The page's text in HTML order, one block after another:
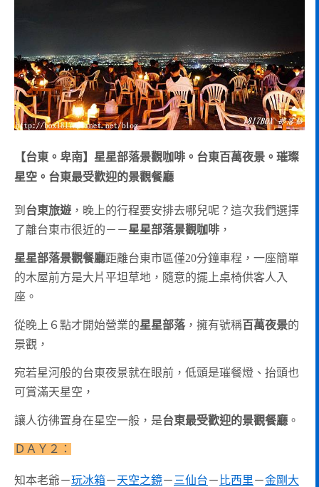
【台東。卑南】星星部落景觀咖啡。台東百萬夜景。璀璨
星空。台東最受歡迎的景觀餐廳
到 台東旅遊 ，晚上的行程要安排去哪兒呢？這次我們選擇
了離台東市很近的－－星星部落景觀咖啡 ，
星星部落景觀餐廳距離台東市區僅20分鐘車程，一座簡單
的木屋前方是大片平坦草地，隨意的擺上桌椅供客人入
座。
從晚上６點才開始營業的星星部落，擁有號稱百萬夜景的
景觀，
宛若星河般的台東夜景就在眼前，低頭是璀餐燈、抬頭也
可賞滿天星空，
讓人彷彿置身在星空一般，是台東最受歡迎的景觀餐廳 。
ＤＡＹ２：
知本老爺－玩冰箱－天空之鏡－ 三仙台－ 比西里－金剛大